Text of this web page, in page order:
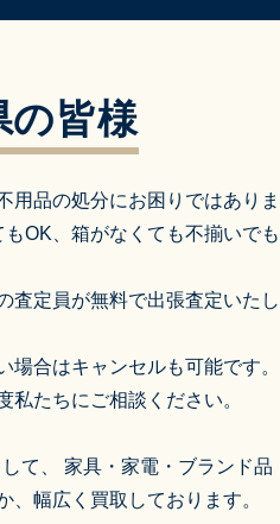
の皆様
用品の処分にお困りではあり
OK、箱がなくても不揃いで
査定員が無料で出張査定いた
場合はキャンセルも可能です。
私たちにご相談ください。
て、 家具・家電・ブランド品
、幅広く買取しております。